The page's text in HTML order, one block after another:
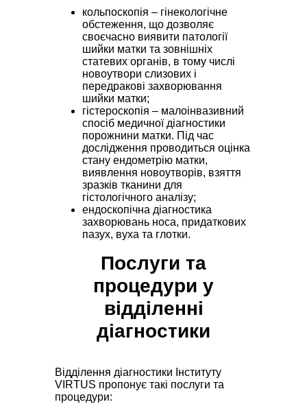
кольпоскопія – гінекологічне
обстеження, що дозволяє
своєчасно виявити патології
шийки матки та зовнішніх
статевих органів, в тому числі
новоутвори слизових і
передракові захворювання
шийки матки;
гістероскопія – малоінвазивний
спосіб медичної діагностики
порожнини матки. Під час
дослідження проводиться оцінка
стану ендометрію матки,
виявлення новоутворів, взяття
зразків тканини для
гістологічного аналізу;
ендоскопічна діагностика
захворювань носа, придаткових
пазух, вуха та глотки.
Послуги та
процедури у
відділенні
діагностики
Відділення діагностики Інституту
VIRTUS пропонує такі послуги та
процедури: